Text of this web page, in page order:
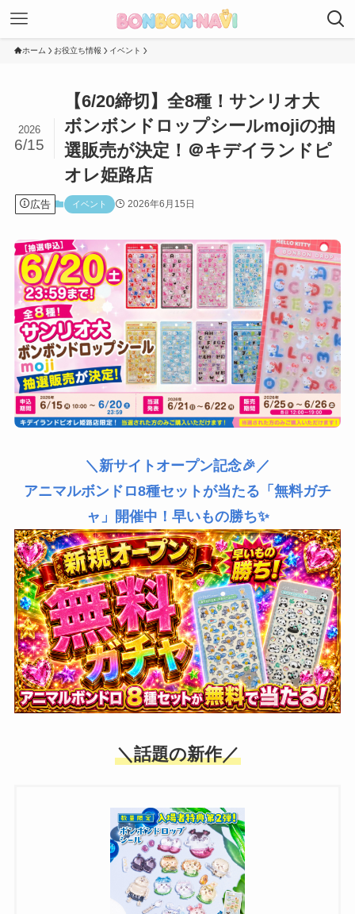
ホーム お役立ち情報 イベント
【6/20締切】全8種！サンリオ大
ボンボンドロップシールmojiの抽
選販売が決定！＠キデイランドピ
オレ姫路店
2026
6/15
広告 イベント 2026年6月15日
＼新サイトオープン記念🎉／
アニマルボンドロ8種セットが当たる「無料ガチ
ャ」開催中！早いもの勝ち✨
＼話題の新作／